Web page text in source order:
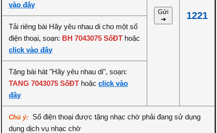
Gửi
➔
1221
vào đây
Tải riêng bài Hãy yêu nhau di cho một số
điện thoại, soạn: BH 7043075 SốĐT hoặc
click vào đây
Tặng bài hát "Hãy yêu nhau di", soạn:
TANG 7043075 SốĐT hoặcclick vào
đây
Chú ý:
Số điện thoại được tặng nhạc chờ phải đang sử dụng
dụng dịch vụ nhạc chờ